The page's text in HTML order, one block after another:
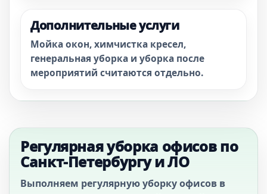
Дополнительные услуги
Мойка окон, химчистка кресел,
генеральная уборка и уборка после
мероприятий считаются отдельно.
Регулярная уборка офисов по
Санкт-Петербургу и ЛО
Выполняем регулярную уборку офисов в